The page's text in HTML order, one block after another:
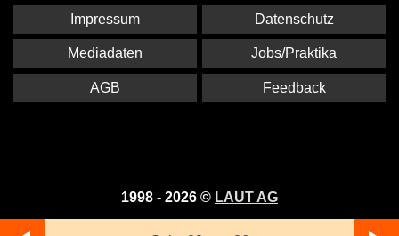
1998 - 2026 © LAUT AG
Impressum Datenschutz
Mediadaten Jobs/Praktika
AGB Feedback